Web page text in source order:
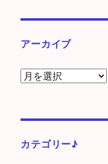
アーカイブ
ア
ブ
カテゴリー♪